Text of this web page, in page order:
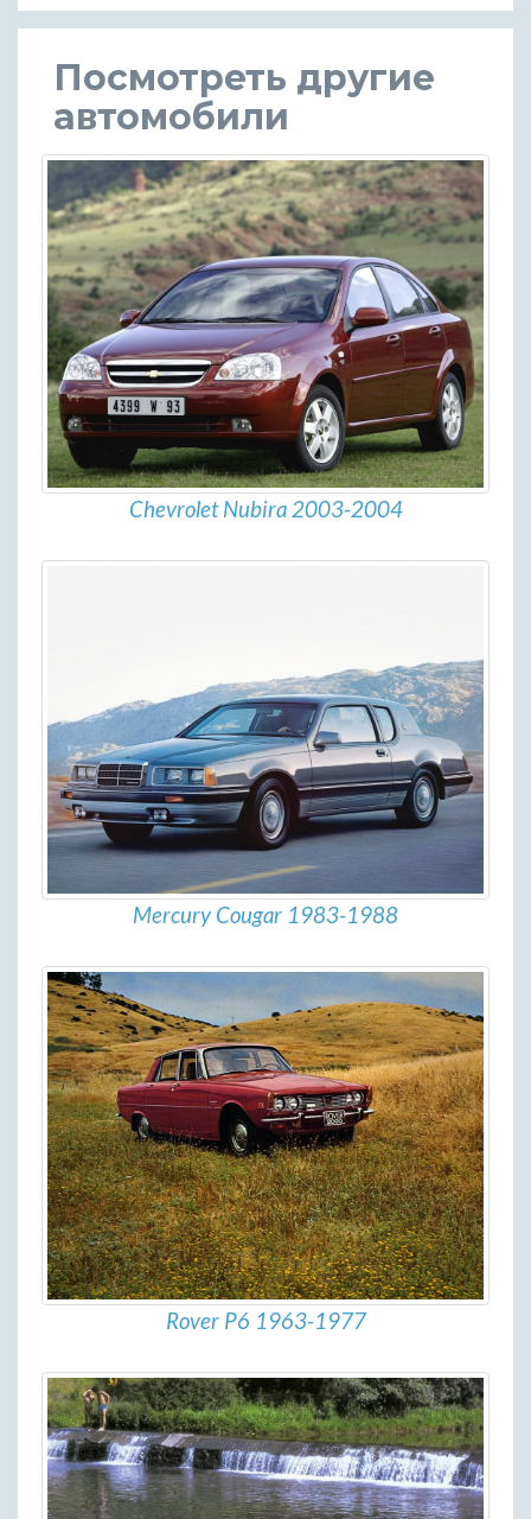
Посмотреть другие
автомобили
Chevrolet Nubira 2003-2004
Mercury Cougar 1983-1988
Rover P6 1963-1977